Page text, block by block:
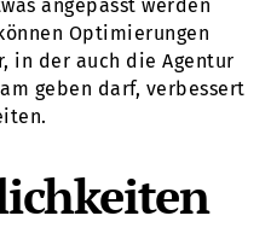
angepasst werden
Optimierungen
in der auch die Agentur
geben darf, verbessert